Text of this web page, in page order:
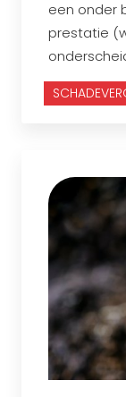
een onder
prestatie